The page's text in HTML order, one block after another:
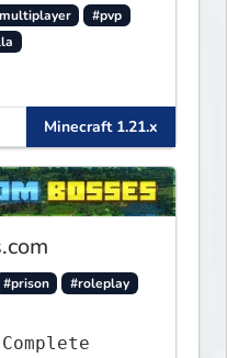
#pvp
Minecraft 1.21.x
#prison
#roleplay